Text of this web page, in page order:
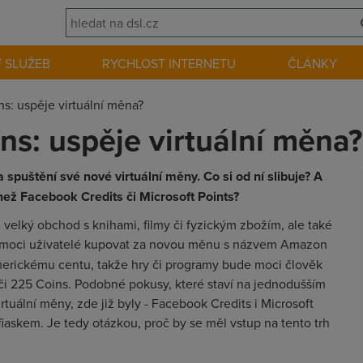
SLUŽEB RYCHLOST INTERNETU ČLÁNKY
uspěje virtuální měna?
uspěje virtuální měna?
své nové virtuální měny. Co si od ní slibuje? A
Facebook Credits či Microsoft Points?
obchod s knihami, filmy či fyzickým zbožím, ale také
uživatelé kupovat za novou měnu s názvem Amazon
centu, takže hry či programy bude moci člověk
225 Coins. Podobné pokusy, které staví na jednodušším
měny, zde již byly - Facebook Credits i Microsoft
Je tedy otázkou, proč by se měl vstup na tento trh